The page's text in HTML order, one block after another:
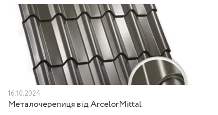
16.10.2024
Металочерепиця від ArcelorMittal